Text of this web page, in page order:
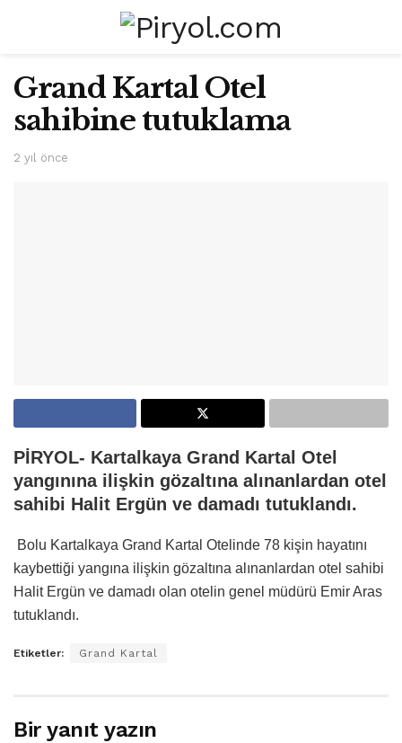
Grand Kartal Otel
sahibine tutuklama
2 yıl önce
PİRYOL- Kartalkaya Grand Kartal Otel
yangınına ilişkin gözaltına alınanlardan otel
sahibi Halit Ergün ve damadı tutuklandı.
Bolu Kartalkaya Grand Kartal Otelinde 78 kişin hayatını
kaybettiği yangına ilişkin gözaltına alınanlardan otel sahibi
Halit Ergün ve damadı olan otelin genel müdürü Emir Aras
tutuklandı.
Etiketler: Grand Kartal
Bir yanıt yazın